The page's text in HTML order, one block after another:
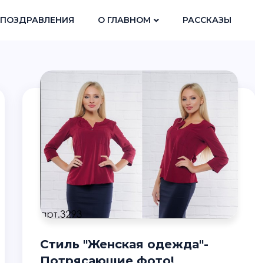
ПОЗДРАВЛЕНИЯ О ГЛАВНОМ РАССКАЗЫ
Стиль "Женская одежда"-